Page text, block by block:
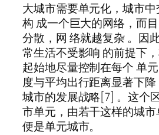
大城市需要单元化，城市
构 成一个巨大的网络，而
分散，网 络就越复杂 。因
常生活不受影响 的前提下，
起始地尽量控制在每个 单
度与平均出行距离显著下
城市的发展战略[7] 。这个
市单元，由若干这样的城
便是单元城市。